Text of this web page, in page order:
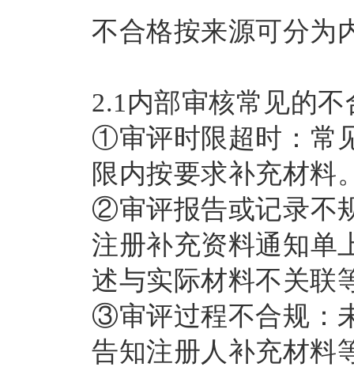
不合格按来源可分为
2.1内部审核常见的不
①审评时限超时：常
限内按要求补充材料
②审评报告或记录不
注册补充资料通知单
述与实际材料不关联
③审评过程不合规：
告知注册人补充材料